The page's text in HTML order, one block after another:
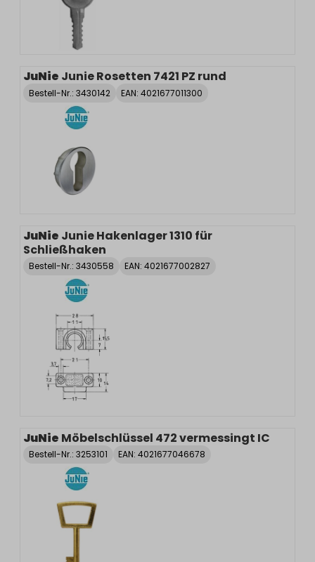
JuNie Junie Rosetten 7421 PZ rund
Bestell-Nr.: 3430142 EAN: 4021677011300
JuNie Junie Hakenlager 1310 für
Schließhaken
Bestell-Nr.: 3430558 EAN: 4021677002827
JuNie Möbelschlüssel 472 vermessingt IC
Bestell-Nr.: 3253101 EAN: 4021677046678